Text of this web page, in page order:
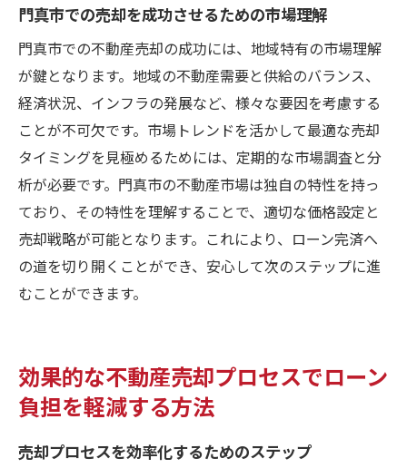
門真市での売却を成功させるための市場理解
門真市での不動産売却の成功には、地域特有の市場理解
が鍵となります。地域の不動産需要と供給のバランス、
経済状況、インフラの発展など、様々な要因を考慮する
ことが不可欠です。市場トレンドを活かして最適な売却
タイミングを見極めるためには、定期的な市場調査と分
析が必要です。門真市の不動産市場は独自の特性を持っ
ており、その特性を理解することで、適切な価格設定と
売却戦略が可能となります。これにより、ローン完済へ
の道を切り開くことができ、安心して次のステップに進
むことができます。
効果的な不動産売却プロセスでローン
負担を軽減する方法
売却プロセスを効率化するためのステップ